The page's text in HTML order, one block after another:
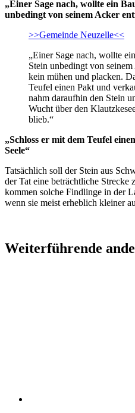
„Einer Sage nach, wollte ein
unbedingt von seinem Acker
>>Gemeinde Neuzelle<<
„Einer Sage nach, wollte
Stein unbedingt von
kein mühen und placken.
Teufel einen Pakt und
nahm daraufhin den Stein
Wucht über den
blieb.“
„Schloss er mit dem Teufel
Seele“
Tatsächlich soll der Stein aus
der Tat eine beträchtliche Strecke
kommen solche Findlinge in der
wenn sie meist erheblich kleiner
Weiterführende